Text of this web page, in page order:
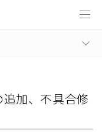
加、不具合修